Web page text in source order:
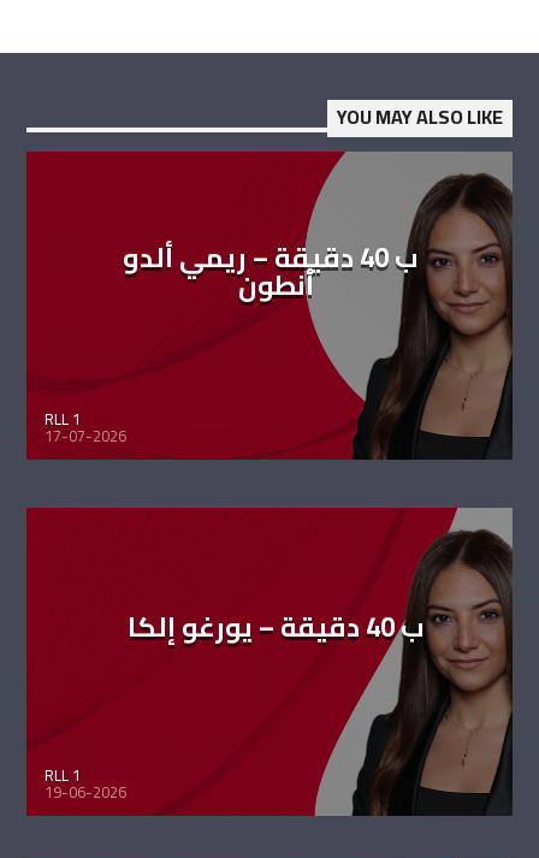
YOU MAY ALSO LIKE
ب 40 دقيقة – ريمي ألدو
أنطون
RLL 1
17-07-2026
ب 40 دقيقة – يورغو إلكا
RLL 1
19-06-2026